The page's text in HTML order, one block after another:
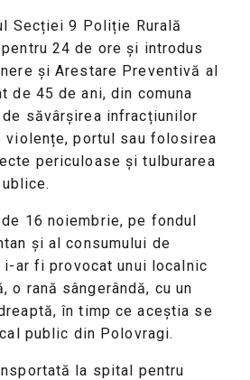
Secției 9 Poliție Rurală
24 de ore și introdus
și Arestare Preventivă al
de 45 de ani, din comuna
săvârșirea infracțiunilor
violențe, portul sau folosirea
periculoase și tulburarea
16 noiembrie, pe fondul
și al consumului de
ar fi provocat unui localnic
o rană sângerândă, cu un
în timp ce aceștia se
public din Polovragi.
la spital pentru